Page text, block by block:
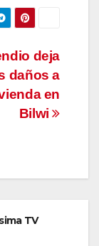
deja
daños a
en
Bilwi
TV